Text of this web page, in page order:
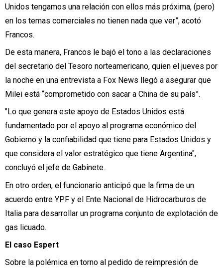
Unidos tengamos una relación con ellos más próxima, (pero)
en los temas comerciales no tienen nada que ver”, acotó
Francos.
De esta manera, Francos le bajó el tono a las declaraciones
del secretario del Tesoro norteamericano, quien el jueves por
la noche en una entrevista a Fox News llegó a asegurar que
Milei está “comprometido con sacar a China de su país”.
"Lo que genera este apoyo de Estados Unidos está
fundamentado por el apoyo al programa económico del
Gobierno y la confiabilidad que tiene para Estados Unidos y
que considera el valor estratégico que tiene Argentina",
concluyó el jefe de Gabinete.
En otro orden, el funcionario anticipó que la firma de un
acuerdo entre YPF y el Ente Nacional de Hidrocarburos de
Italia para desarrollar un programa conjunto de explotación de
gas licuado.
El caso Espert
Sobre la polémica en torno al pedido de reimpresión de